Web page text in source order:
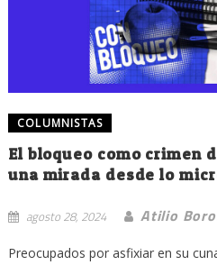
COLUMNISTAS
El bloqueo como crimen
una mirada desde lo
agosto 28, 2024 Atilio
Preocupados por asfixiar en su